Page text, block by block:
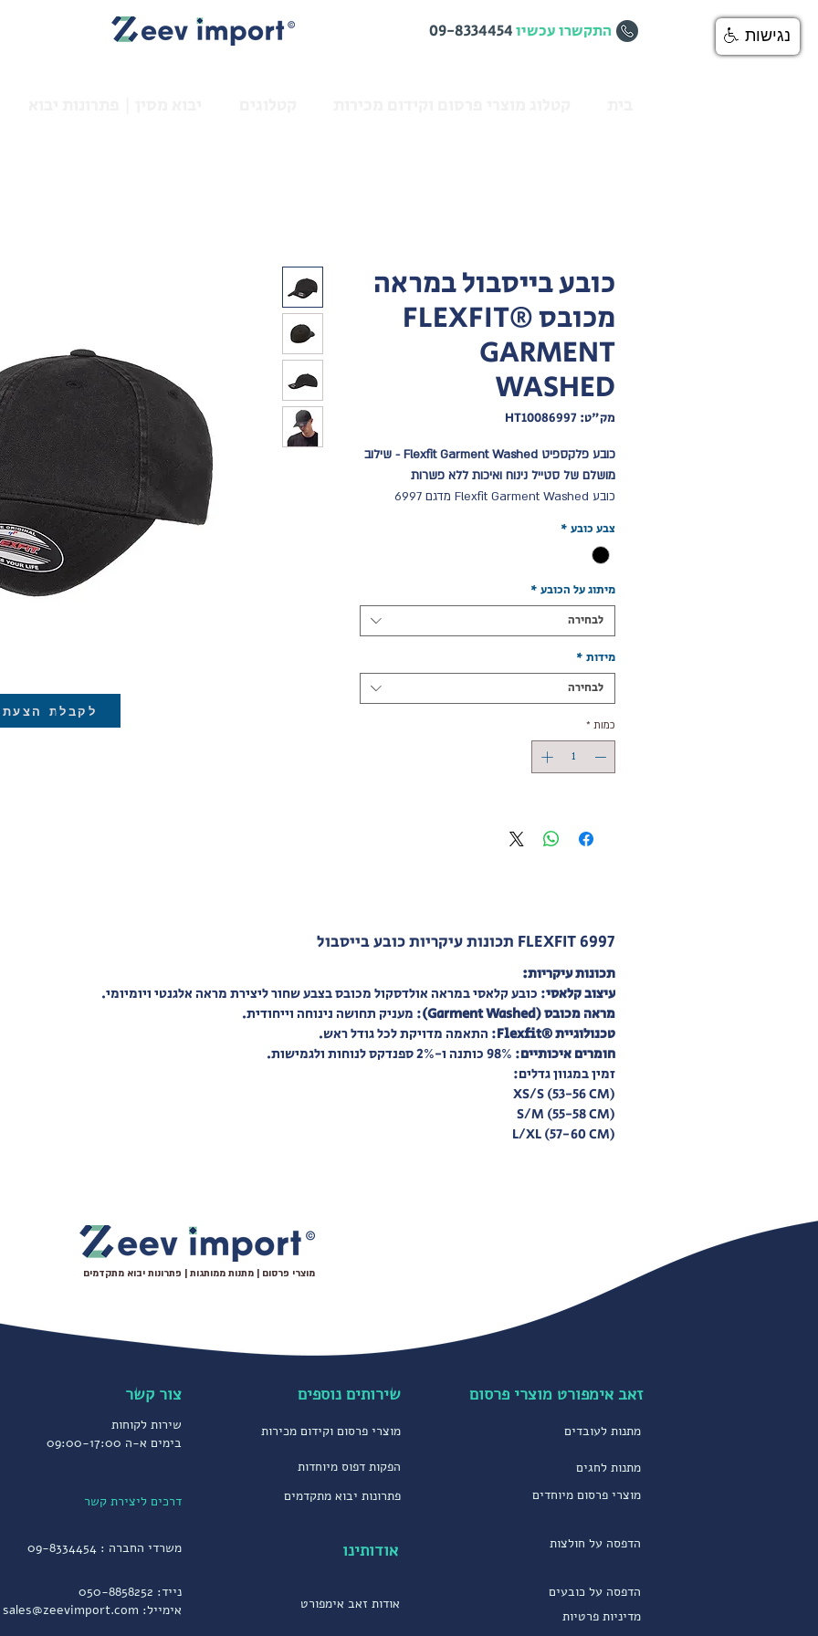
התקשרו עכשיו09-8334454
כובע בייסבול במראה
מכובס FLEXFIT®
GARMENT
WASHED
מק"ט: HT10086997
כובע פלקספיט Flexfit Garment Washed - שילוב
מושלם של סטייל נינוח ואיכות ללא פשרות
כובע Flexfit Garment Washed מדגם 6997
המעניק לו אופי ייחודי ונינוח. הוא מתאים למגוון רחב
של שימושים – מעבודה יומיומית ועד פעילויות פנאי,
®Flexfit. מגיע בשלושה גדלים: XS/S (53-56 CM)
S/M (55-58 CM) L/XL (57-60 CM)
בחזית, המותאם למיתוג אישי שמדגיש את הערך של
העסק שלכם. מתנה מושלמת לעובדים וללקוחות
כאחד. כובע Flexfit Garment Washed הוא
הבחירה המושלמת למי שמחפש כובע עם סטייל
ייחודי ונוחות שמשתלבת עם מיתוג איכותי שישאיר
רושם מתמשך.
צבע כובע *
מיתוג על הכובע *
לבחירה
מידות *
לבחירה
כמות *
FLEXFIT 6997 תכונות עיקריות כובע בייסבול
תכונות עיקריות:
עיצוב קלאסי: כובע קלאסי במראה אולדסקול מכובס בצבע שחור ליצירת מראה אלגנטי ויומיומי.
מראה מכובס (Garment Washed)
: מעניק תחושה נינוחה וייחודית.
טכנולוגיית ®Flexfit
: התאמה מדויקת לכל גודל ראש.
חומרים איכותיים: 98% כותנה ו-2% ספנדקס לנוחות ולגמישות.
זמין במגוון גדלים:
(XS/S (53-56 CM
(S/M (55-58 CM
L/XL (57-60 CM)
לקבלת הצעת
מוצרי פרסום | מתנות ממותגות | פתרונות יבוא מתקדמים
שירות לקוחות
בימים א-ה 09:00-17:00
דרכים ליצירת קשר
משרדי החברה : 09-8334454
נייד: 050-8858252
אימייל: sales@zeevimport.com
מוצרי פרסום וקידום מכירות
הפקות דפוס מיוחדות
פתרונות יבוא מתקדמים
אודותינו
אודות זאב אימפורט
מתנות לעובדים
מתנות לחגים
מוצרי פרסום מיוחדים
הדפסה על חולצות
הדפסה על כובעים
מדיניות פרטיות
צור קשר שירותים נוספים זאב אימפורט מוצרי פרסום
נגישות